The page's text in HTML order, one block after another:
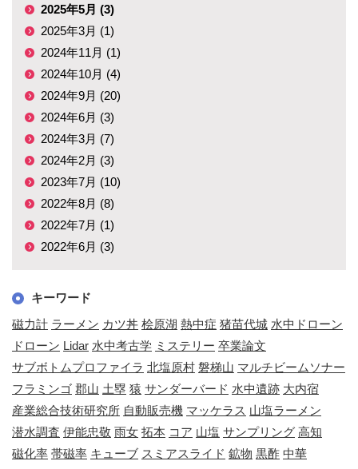
2025年5月 (3)
2025年3月 (1)
2024年11月 (1)
2024年10月 (4)
2024年9月 (20)
2024年6月 (3)
2024年3月 (7)
2024年2月 (3)
2023年7月 (10)
2022年8月 (8)
2022年7月 (1)
2022年6月 (3)
キーワード
磁力計 ラーメン カツ丼 桧原湖 熱中症 猪苗代城 水中ドローン
ドローン Lidar 水中考古学 ミステリー 卒業論文
サブボトムプロファイラ 北塩原村 磐梯山 マルチビームソナー
フラミンゴ 郡山 土塁 猿 サンダーバード 水中遺跡 大内宿
産業総合技術研究所 自動販売機 マッケラス 山塩ラーメン
潜水調査 伊能忠敬 雨女 拓本 コア 山塩 サンプリング 高知
磁化率 帯磁率 キューブ スミアスライド 鉱物 黒酢 中華